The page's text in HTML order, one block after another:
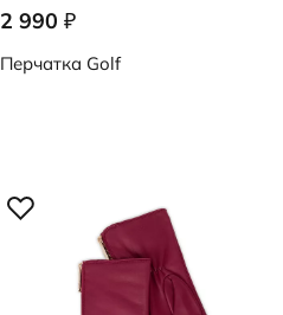
2 990 ₽
9108254/91376
Перчатка Golf